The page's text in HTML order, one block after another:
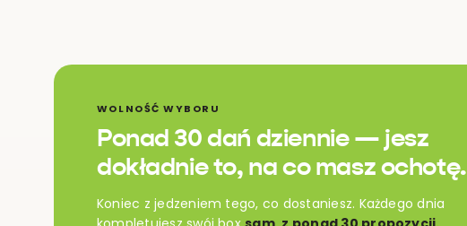
WOLNOŚĆ WYBORU
Ponad 30 dań dziennie — jesz
dokładnie to, na co masz ochotę.
Koniec z jedzeniem tego, co dostaniesz. Każdego dnia